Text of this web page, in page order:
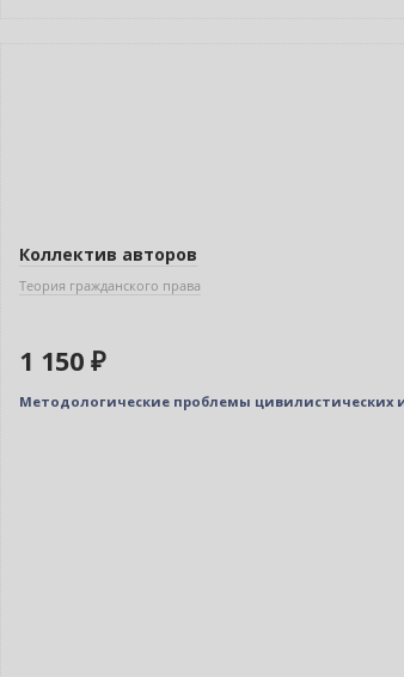
Коллектив авторов
Теория гражданского права
1 150 ₽
Методологические проблемы цивилистических